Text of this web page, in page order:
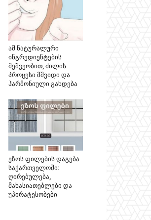
ამ ნატურალური
ინგრედიენტების
მეშვეობით, ძილის
პროცესი მშვიდი და
ჰარმონიული გახდება
ეზოს ფილების დაგება
საქართველოში:
ღირებულება,
მახასიათებლები და
უპირატესობები